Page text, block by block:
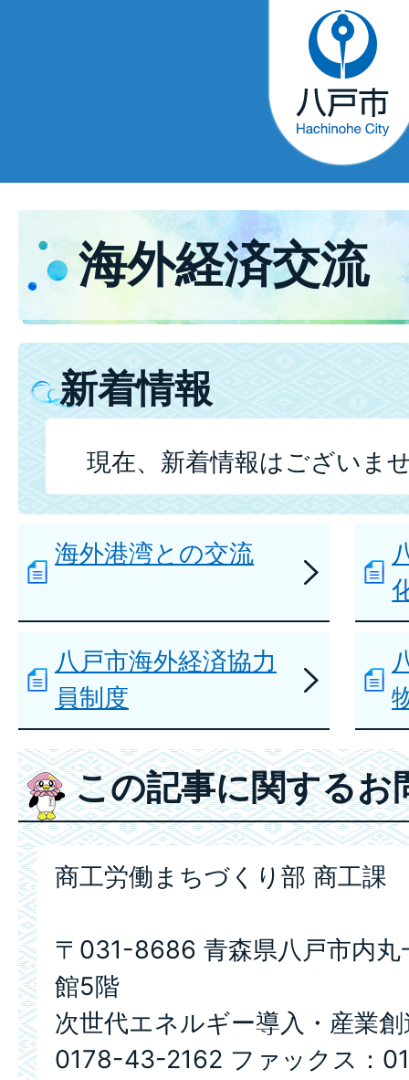
海外経済交流
新着情報
現在、新着情報はございま
海外港湾との交流
八戸市海外経済協力
員制度
この記事に関するお
商工労働まちづくり部 商工課
〒031-8686 青森県八戸市内丸
館5階
次世代エネルギー導入・産業
0178-43-2162 ファックス：